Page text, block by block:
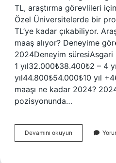
TL, araştırma görevlileri
Özel Üniversitelerde bir
TL’ye kadar çıkabiliyor.
maaş alıyor? Deneyime
2024Deneyim
1 yıl32.000₺38.400₺2 – 4
yıl44.800₺54.000₺10 yıl
maaşı ne kadar 2024? 2024
pozisyonunda…
Devamını okuyun Araştırma
Görevlisi